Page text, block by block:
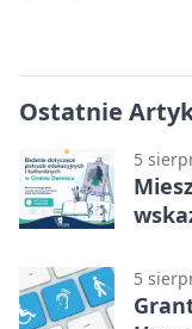
Ostatnie
5
5